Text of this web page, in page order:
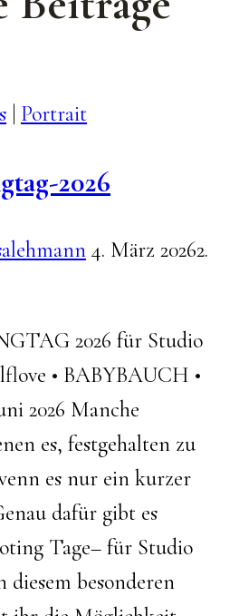
Portrait
2026
4. März 20262.
2026 für Studio
• BABYBAUCH •
2026 Manche
es, festgehalten zu
es nur ein kurzer
dafür gibt es
Tage– für Studio
besonderen